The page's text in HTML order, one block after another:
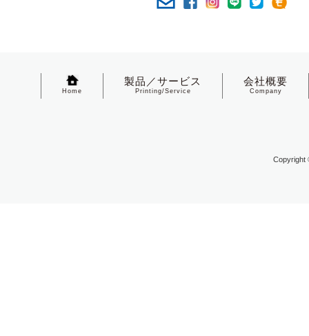
Home
製品／サービス
Printing/Service
会社概要
Company